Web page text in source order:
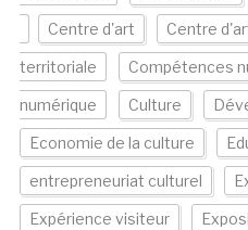
Centre d'art Centre
territoriale Compétences
numérique Culture
Economie de la culture
entrepreneuriat culturel
Expérience visiteur